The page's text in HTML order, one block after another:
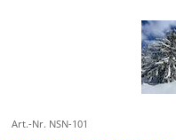
Art.-Nr. NSN-101